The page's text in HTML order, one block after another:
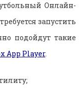
Онлайн-
запустить
подойдут такие
App Player.